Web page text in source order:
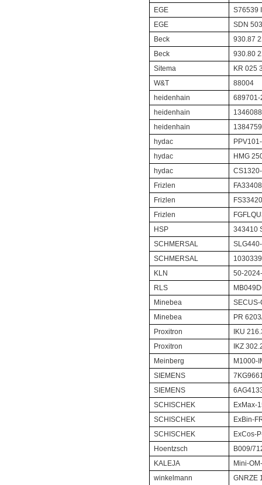
EGE
S76539
EGE
SDN
Beck
930.87
Beck
930.80
Sitema
KR 025
W&T
88004
heidenhain
689701-
heidenhain
heidenhain
hydac
hydac
HMG
hydac
Frizlen
Frizlen
Frizlen
HSP
343410
SCHMERSAL
SCHMERSAL
KLN
50-
RLS
Minebea
Minebea
PR
Proxitron
IKU
Proxitron
IKZ
Meinberg
M1000-
SIEMENS
SIEMENS
SCHISCHEK
ExMax-
SCHISCHEK
ExBin-
SCHISCHEK
ExCos-
Hoentzsch
B009/
KALEJA
Mini-
winkelmann
GNRZE